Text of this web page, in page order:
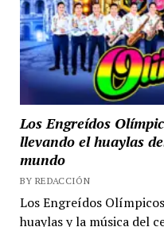
Los Engreídos
llevando el huaylas
mundo
BY REDACCIÓN
Los Engreídos
huaylas y la música del